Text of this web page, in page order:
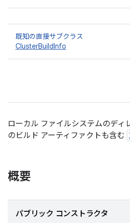
既知の直接サブクラス
ClusterBuildInfo
ローカル ファイルシステムのディ
のビルド アーティファクトも含む
概要
パブリック コンストラクタ